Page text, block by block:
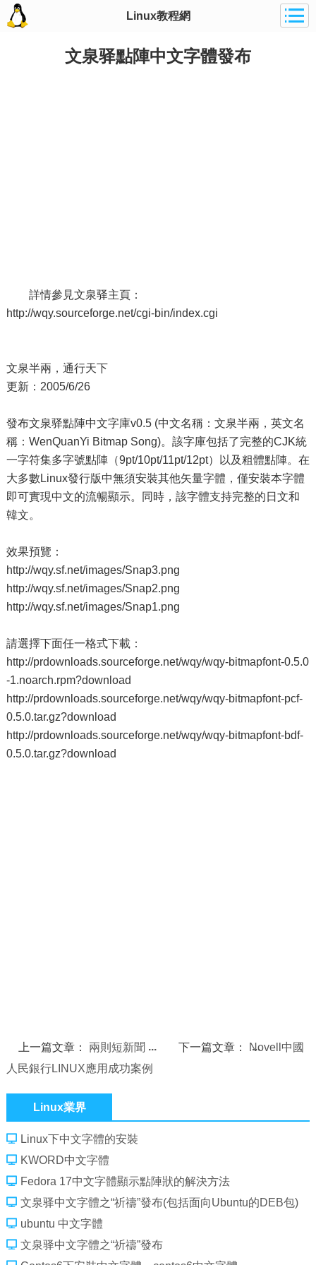
Linux教程網
文泉驿點陣中文字體發布
詳情參見文泉驿主頁：
http://wqy.sourceforge.net/cgi-bin/index.cgi
文泉半兩，通行天下
更新：2005/6/26
發布文泉驿點陣中文字庫v0.5 (中文名稱：文泉半兩，英文名
稱：WenQuanYi Bitmap Song)。該字庫包括了完整的CJK統
一字符集多字號點陣（9pt/10pt/11pt/12pt）以及粗體點陣。在
大多數Linux發行版中無須安裝其他矢量字體，僅安裝本字體
即可實現中文的流暢顯示。同時，該字體支持完整的日文和
韓文。
效果預覽：
http://wqy.sf.net/images/Snap3.png
http://wqy.sf.net/images/Snap2.png
http://wqy.sf.net/images/Snap1.png
請選擇下面任一格式下載：
http://prdownloads.sourceforge.net/wqy/wqy-bitmapfont-0.5.0
-1.noarch.rpm?download
http://prdownloads.sourceforge.net/wqy/wqy-bitmapfont-pcf-
0.5.0.tar.gz?download
http://prdownloads.sourceforge.net/wqy/wqy-bitmapfont-bdf-
0.5.0.tar.gz?download
上一篇文章： 兩則短新聞 下一篇文章：
Novell中國
人民銀行LINUX應用成功案例
Linux業界
Linux下中文字體的安裝
KWORD中文字體
Fedora 17中文字體顯示點陣狀的解決方法
文泉驿中文字體之“祈禱”發布(包括面向Ubuntu的DEB包)
ubuntu 中文字體
文泉驿中文字體之“祈禱”發布